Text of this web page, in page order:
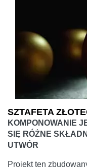
SZTAFETA
KOMPONOWANIE
SIĘ RÓŻNE
UTWÓR
Projekt ten